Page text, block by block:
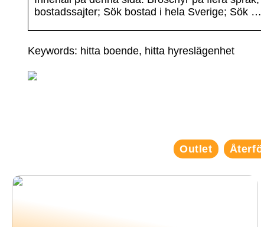
bostadssajter; Sök bostad i hela Sverige; Sök …
Keywords: hitta boende, hitta hyreslägenhet
Outlet